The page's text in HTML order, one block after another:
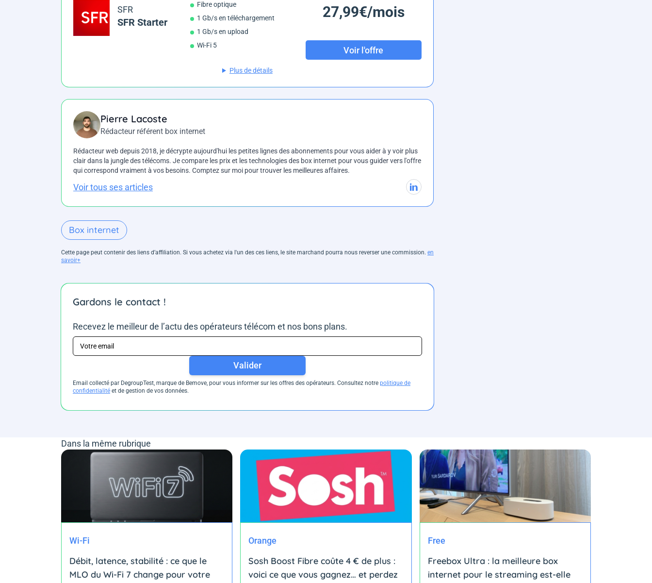
SFR
SFR Starter
Fibre optique
1 Gb/s en téléchargement
1 Gb/s en upload
Wi-Fi 5
27,99€/mois
Voir l'offre
Plus de détails
Pierre Lacoste
Rédacteur référent box internet
Rédacteur web depuis 2018, je décrypte aujourd'hui les petites lignes des abonnements pour vous aider à y voir plus
clair dans la jungle des télécoms. Je compare les prix et les technologies des box internet pour vous guider vers l'offre
qui correspond vraiment à vos besoins. Comptez sur moi pour trouver les meilleures affaires.
Voir tous ses articles
Box internet
Cette page peut contenir des liens d’affiliation. Si vous achetez via l'un des ces liens, le site marchand pourra nous reverser une commission. en
savoir+
Gardons le contact !
Recevez le meilleur de l’actu des opérateurs télécom et nos bons plans.
Valider
Email collecté par DegroupTest, marque de Bemove, pour vous informer sur les offres des opérateurs. Consultez notre politique de
confidentialité et de gestion de vos données.
Dans la même rubrique
Wi-Fi
Débit, latence, stabilité : ce que le
MLO du Wi-Fi 7 change pour votre
Orange
Sosh Boost Fibre coûte 4 € de plus :
voici ce que vous gagnez… et perdez
Free
Freebox Ultra : la meilleure box
internet pour le streaming est-elle